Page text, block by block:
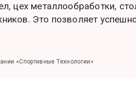
цех металлообработки,
Это позволяет
«Спортивные Технологии»